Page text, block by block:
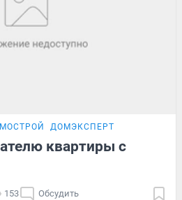
ДОМЭКСПЕРТ
квартиры с
153 Обсудить